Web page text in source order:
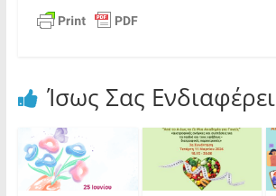
Ίσως Σας Ενδιαφέρει